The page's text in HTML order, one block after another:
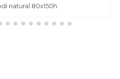
natural 80x150h